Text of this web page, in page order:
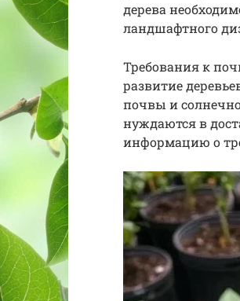
дерева
ландшафтного
Требования к
развитие
почвы и
нуждаются в
информацию о